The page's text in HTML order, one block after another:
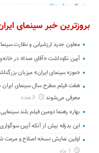
بروزترین خبر سینمای
معاون جدید ارزشیابی و نظارت
آیین نکوداشت «آقای صدا» در
«موزه سینمای ایران» میزبان
هفت فیلم مطرح سال سینمای ایران
معرفی می‌شوند
3 هفته
بهاره رهنما دومین فیلم بلند
این بدرقه بیش از آنکه آیین
اولین نمایش نسخه اصلاح و مرمت